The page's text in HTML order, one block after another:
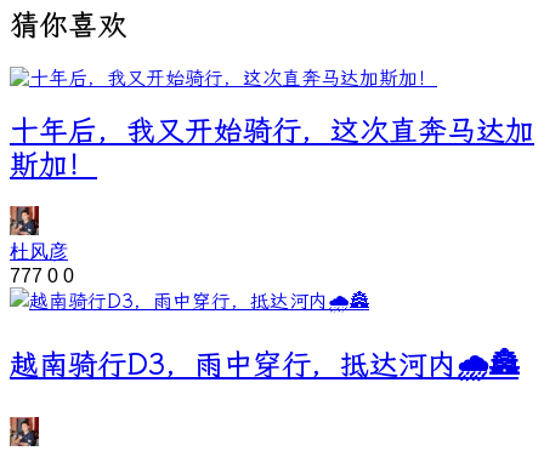
猜你喜欢
十年后，我又开始骑行，这次直奔马达加
斯加！
杜风彦
777 0 0
越南骑行D3，雨中穿行，抵达河内🌧️🏯